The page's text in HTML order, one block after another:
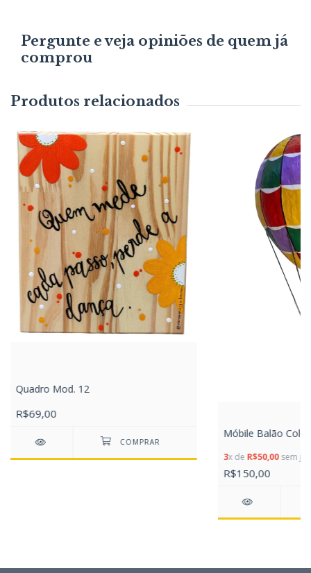
Pergunte e veja opiniões de quem já
comprou
Produtos relacionados
Quadro Mod. 12
R$69,00
Móbile Balão
3x de R$50,00sem
R$150,00